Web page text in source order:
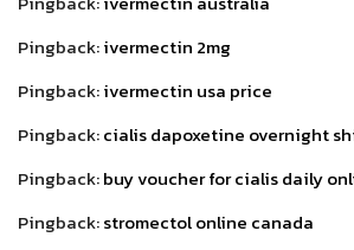
Pingback:ivermectin 2mg
Pingback:ivermectin usa price
Pingback:cialis dapoxetine overnight
Pingback:buy voucher for cialis daily
Pingback:stromectol online canada